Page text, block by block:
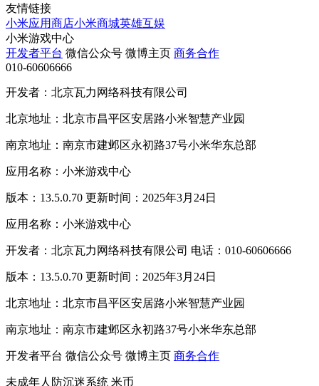
友情链接
小米应用商店小米商城英雄互娱
小米游戏中心
开发者平台 微信公众号 微博主页 商务合作
010-60606666
开发者：北京瓦力网络科技有限公司
北京地址：北京市昌平区安居路小米智慧产业园
南京地址：南京市建邺区永初路37号小米华东总部
应用名称：小米游戏中心
版本：13.5.0.70 更新时间：2025年3月24日
应用名称：小米游戏中心
开发者：北京瓦力网络科技有限公司 电话：010-60606666
版本：13.5.0.70 更新时间：2025年3月24日
北京地址：北京市昌平区安居路小米智慧产业园
南京地址：南京市建邺区永初路37号小米华东总部
开发者平台 微信公众号 微博主页 商务合作
未成年人防沉迷系统 米币